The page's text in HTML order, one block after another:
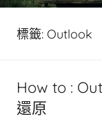
標籤: Outlook
How to :
還原